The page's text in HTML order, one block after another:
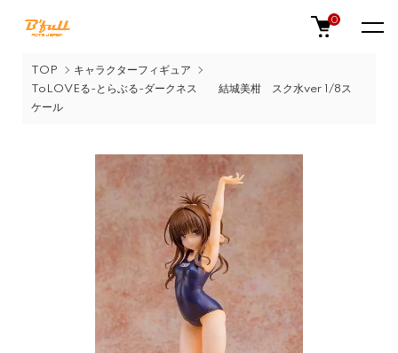
0
TOP
キャラクターフィギュア
ToLOVEる-とらぶる-ダークネス 結城美柑 スク水ver 1/8ス
ケール